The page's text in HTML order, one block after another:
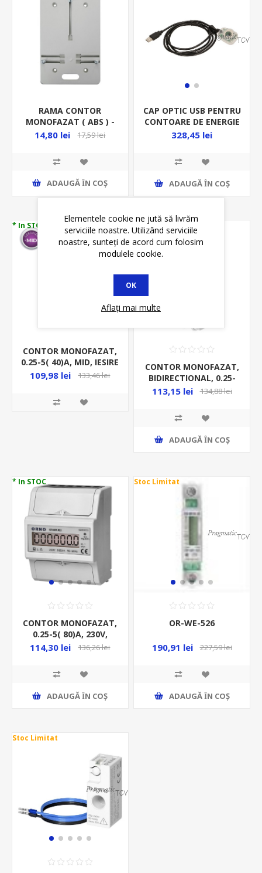
RAMA CONTOR
MONOFAZAT ( ABS ) -
SUPORT CONTOR
14,80 lei 17,59 lei
ADAUGĂ ȊN COŞ
CAP OPTIC USB PENTRU
CONTOARE DE ENERGIE
OR-WE-518
328,45 lei
ADAUGĂ ȊN COŞ
* In STOC
CONTOR MONOFAZAT,
0.25-5( 40)A, MID, IESIRE
PULS, 1MD, DIGITAL, PE
109,98 lei 133,46 lei
* In STOC
CONTOR MONOFAZAT,
BIDIRECTIONAL, 0.25-
5(100)A, MID, IESIRE
113,15 lei 134,88 lei
ADAUGĂ ȊN COŞ
* In STOC
CONTOR MONOFAZAT,
0.25-5( 80)A, 230V,
DIGITAL, PE SINA
114,30 lei 136,26 lei
ADAUGĂ ȊN COŞ
Stoc Limitat
OR-WE-526
190,91 lei 227,59 lei
ADAUGĂ ȊN COŞ
Stoc Limitat
Elementele cookie ne jută să livrăm
serviciile noastre. Utilizând serviciile
noastre, sunteți de acord cum folosim
modulele cookie.
OK
Aflați mai multe